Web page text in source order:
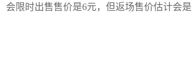
会限时出售售价是6元，但返场售价估计会是